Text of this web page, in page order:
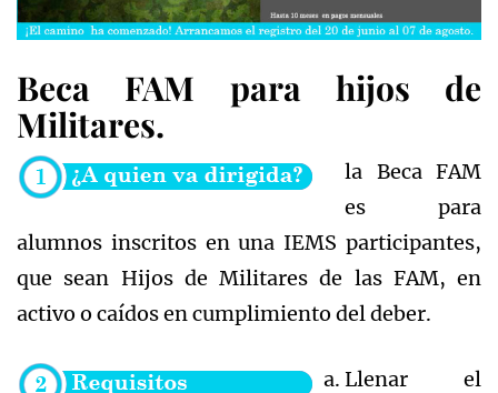
Beca FAM para hijos de
Militares.
la Beca FAM
es para
alumnos inscritos en una IEMS participantes,
que sean Hijos de Militares de las FAM, en
activo o caídos en cumplimiento del deber.
Llenar el